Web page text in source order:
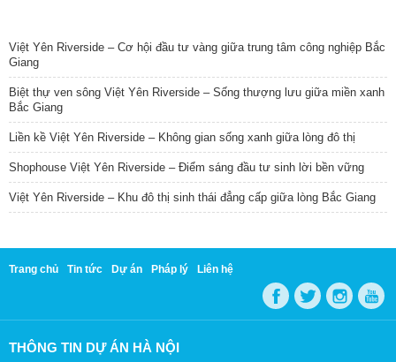
Việt Yên Riverside – Cơ hội đầu tư vàng giữa trung tâm công nghiệp Bắc
Giang
Biệt thự ven sông Việt Yên Riverside – Sống thượng lưu giữa miền xanh
Bắc Giang
Liền kề Việt Yên Riverside – Không gian sống xanh giữa lòng đô thị
Shophouse Việt Yên Riverside – Điểm sáng đầu tư sinh lời bền vững
Việt Yên Riverside – Khu đô thị sinh thái đẳng cấp giữa lòng Bắc Giang
Trang chủ Tin tức Dự án Pháp lý Liên hệ
THÔNG TIN DỰ ÁN HÀ NỘI